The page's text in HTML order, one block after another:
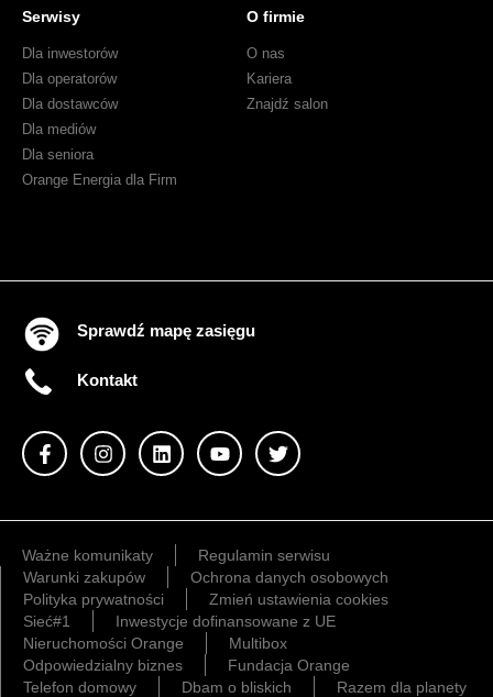
Serwisy
Dla inwestorów
Dla operatorów
Dla dostawców
Dla mediów
Dla seniora
Orange Energia dla Firm
O firmie
O nas
Kariera
Znajdź salon
Sprawdź mapę zasięgu
Kontakt
Ważne komunikaty
Regulamin serwisu
Warunki zakupów
Ochrona danych osobowych
Polityka prywatności
Zmień ustawienia cookies
Sieć#1
Inwestycje dofinansowane z UE
Nieruchomości Orange
Multibox
Odpowiedzialny biznes
Fundacja Orange
Telefon domowy
Dbam o bliskich Razem dla planety